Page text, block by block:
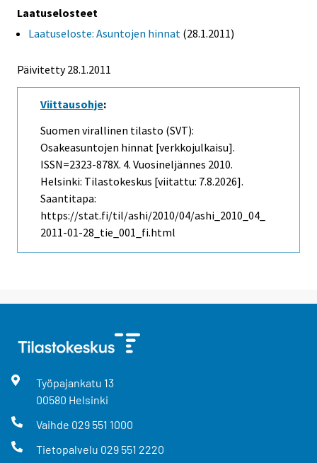
Laatuselosteet
Laatuseloste: Asuntojen hinnat (28.1.2011)
Päivitetty 28.1.2011
Viittausohje:
Suomen virallinen tilasto (SVT):
Osakeasuntojen hinnat [verkkojulkaisu].
ISSN=2323-878X. 4. Vuosineljännes 2010.
Helsinki: Tilastokeskus [viitattu: 7.8.2026].
Saantitapa:
https://stat.fi/til/ashi/2010/04/ashi_2010_04_
2011-01-28_tie_001_fi.html
Työpajankatu 13
00580 Helsinki
Vaihde 029 551 1000
Tietopalvelu 029 551 2220